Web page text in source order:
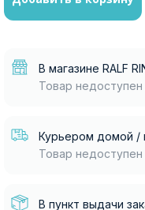
В магазине RALF
Товар недоступен
Курьером домой /
Товар недоступен
В пункт выдачи